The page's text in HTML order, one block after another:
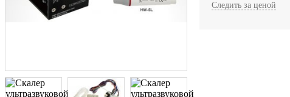
Следить за ценой